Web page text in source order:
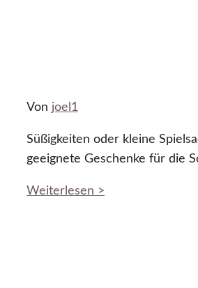
Von joel1
Süßigkeiten oder kleine
geeignete Geschenke für die
Weiterlesen >